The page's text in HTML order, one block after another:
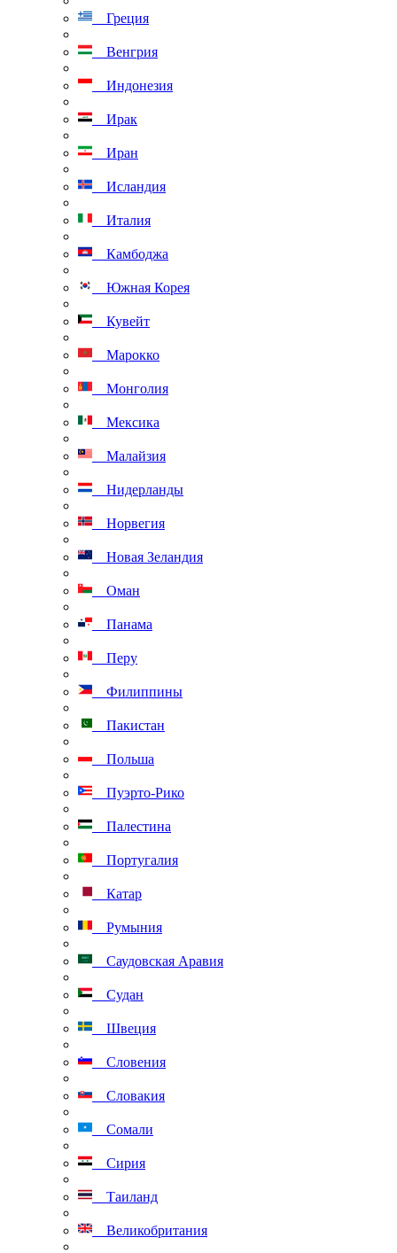
Греция
Венгрия
Индонезия
Ирак
Иран
Исландия
Италия
Камбоджа
Южная Корея
Кувейт
Марокко
Монголия
Мексика
Малайзия
Нидерланды
Норвегия
Новая Зеландия
Оман
Панама
Перу
Филиппины
Пакистан
Польша
Пуэрто-Рико
Палестина
Португалия
Катар
Румыния
Саудовская Аравия
Судан
Швеция
Словения
Словакия
Сомали
Сирия
Таиланд
Великобритания